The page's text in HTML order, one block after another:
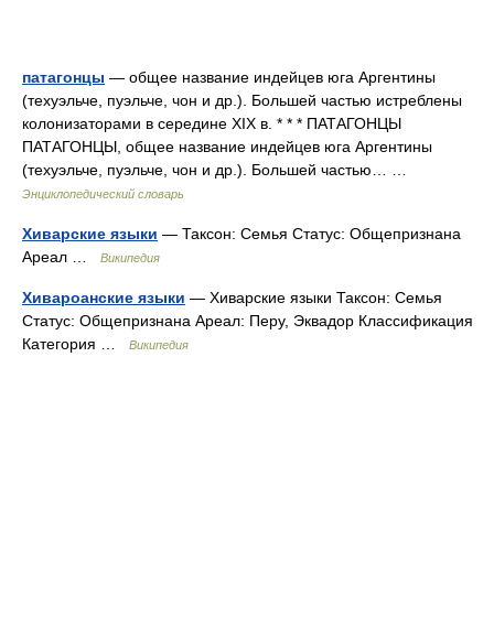
патагонцы — общее название индейцев юга Аргентины
(техуэльче, пуэльче, чон и др.). Большей частью истреблены
колонизаторами в середине XIX в. * * * ПАТАГОНЦЫ
ПАТАГОНЦЫ, общее название индейцев юга Аргентины
(техуэльче, пуэльче, чон и др.). Большей частью… …
Энциклопедический словарь
Хиварские языки — Таксон: Семья Статус: Общепризнана
Ареал …
Википедия
Хивароанские языки — Хиварские языки Таксон: Семья
Статус: Общепризнана Ареал: Перу, Эквадор Классификация
Категория …
Википедия